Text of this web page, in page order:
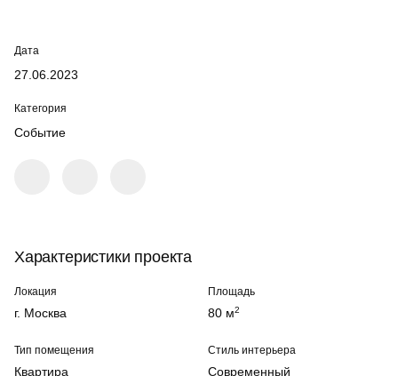
Дата
27.06.2023
Категория
Событие
Характеристики проекта
Локация
г. Москва
Площадь
80 м2
Тип помещения
Квартира
Стиль интерьера
Современный